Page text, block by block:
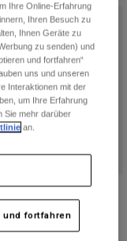
Boots
Ihre Online-Erfahrung
Ihren Besuch zu
Ihnen Geräte zu
zu senden) und
und fortfahren“
uns und unseren
Interaktionen mit der
um Ihre Erfahrung
Sie mehr darüber
an.
und fortfahren